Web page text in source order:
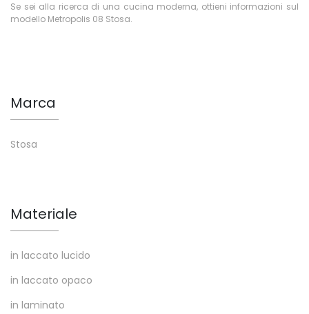
Se sei alla ricerca di una cucina moderna, ottieni informazioni sul
modello Metropolis 08 Stosa.
Marca
Stosa
Materiale
in laccato lucido
in laccato opaco
in laminato